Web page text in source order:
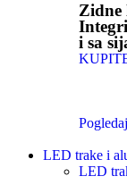
Zidne
i sa
LED trake i
LED